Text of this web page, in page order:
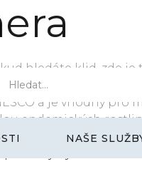
NAŠE
hledáte klid, zde je
La Gomera
a je vhodný pro
endemických
prales a